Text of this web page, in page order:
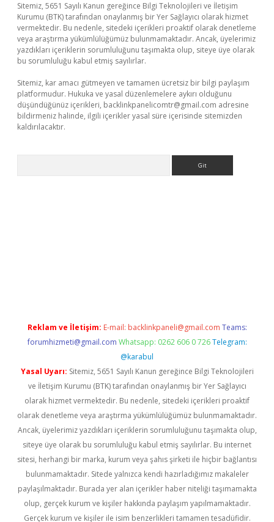
Sitemiz, 5651 Sayılı Kanun gereğince Bilgi Teknolojileri ve İletişim
Kurumu (BTK) tarafından onaylanmış bir Yer Sağlayıcı olarak hizmet
vermektedir. Bu nedenle, sitedeki içerikleri proaktif olarak denetleme
veya araştırma yükümlülüğümüz bulunmamaktadır. Ancak, üyelerimiz
yazdıkları içeriklerin sorumluluğunu taşımakta olup, siteye üye olarak
bu sorumluluğu kabul etmiş sayılırlar.
Sitemiz, kar amacı gütmeyen ve tamamen ücretsiz bir bilgi paylaşım
platformudur. Hukuka ve yasal düzenlemelere aykırı olduğunu
düşündüğünüz içerikleri, backlinkpanelicomtr@gmail.com adresine
bildirmeniz halinde, ilgili içerikler yasal süre içerisinde sitemizden
kaldırılacaktır.
Reklam ve İletişim: E-mail: backlinkpaneli@gmail.com Teams:
forumhizmeti@gmail.com Whatsapp: 0262 606 0 726 Telegram:
@karabul
Yasal Uyarı: Sitemiz, 5651 Sayılı Kanun gereğince Bilgi Teknolojileri
ve İletişim Kurumu (BTK) tarafından onaylanmış bir Yer Sağlayıcı
olarak hizmet vermektedir. Bu nedenle, sitedeki içerikleri proaktif
olarak denetleme veya araştırma yükümlülüğümüz bulunmamaktadır.
Ancak, üyelerimiz yazdıkları içeriklerin sorumluluğunu taşımakta olup,
siteye üye olarak bu sorumluluğu kabul etmiş sayılırlar. Bu internet
sitesi, herhangi bir marka, kurum veya şahıs şirketi ile hiçbir bağlantısı
bulunmamaktadır. Sitede yalnızca kendi hazırladığımız makaleler
paylaşılmaktadır. Burada yer alan içerikler haber niteliği taşımamakta
olup, gerçek kurum ve kişiler hakkında paylaşım yapılmamaktadır.
Gerçek kurum ve kişiler ile isim benzerlikleri tamamen tesadüfidir.